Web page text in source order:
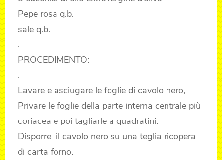
Pepe rosa q.b.
sale q.b.
.
PROCEDIMENTO:
.
Lavare e asciugare le foglie di cavolo nero,
Privare le foglie della parte interna centrale più
coriacea e poi tagliarle a quadratini.
Disporre il cavolo nero su una teglia ricopera
di carta forno.